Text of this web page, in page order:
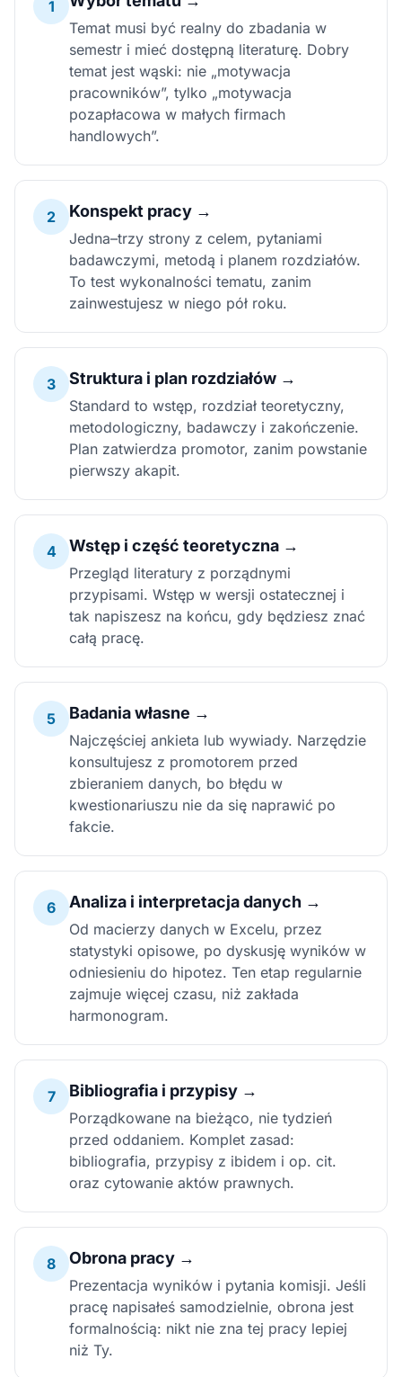
1
Temat musi być realny do zbadania w
semestr i mieć dostępną literaturę. Dobry
temat jest wąski: nie „motywacja
pracowników”, tylko „motywacja
pozapłacowa w małych firmach
handlowych”.
2 Konspekt pracy →
Jedna–trzy strony z celem, pytaniami
badawczymi, metodą i planem rozdziałów.
To test wykonalności tematu, zanim
zainwestujesz w niego pół roku.
3 Struktura i plan rozdziałów →
Standard to wstęp, rozdział teoretyczny,
metodologiczny, badawczy i zakończenie.
Plan zatwierdza promotor, zanim powstanie
pierwszy akapit.
4 Wstęp i część teoretyczna →
Przegląd literatury z porządnymi
przypisami. Wstęp w wersji ostatecznej i
tak napiszesz na końcu, gdy będziesz znać
całą pracę.
5 Badania własne →
Najczęściej ankieta lub wywiady. Narzędzie
konsultujesz z promotorem przed
zbieraniem danych, bo błędu w
kwestionariuszu nie da się naprawić po
fakcie.
6 Analiza i interpretacja danych →
Od macierzy danych w Excelu, przez
statystyki opisowe, po dyskusję wyników w
odniesieniu do hipotez. Ten etap regularnie
zajmuje więcej czasu, niż zakłada
harmonogram.
7 Bibliografia i przypisy →
Porządkowane na bieżąco, nie tydzień
przed oddaniem. Komplet zasad:
bibliografia, przypisy z ibidem i op. cit.
oraz cytowanie aktów prawnych.
8 Obrona pracy →
Prezentacja wyników i pytania komisji. Jeśli
pracę napisałeś samodzielnie, obrona jest
formalnością: nikt nie zna tej pracy lepiej
niż Ty.